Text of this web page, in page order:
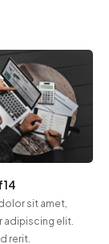
14
sit amet,
elit.
rerit.